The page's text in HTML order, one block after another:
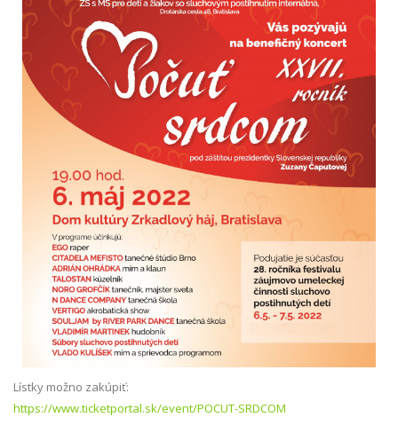
Lístky možno zakúpiť:
https://www.ticketportal.sk/event/POCUT-SRDCOM